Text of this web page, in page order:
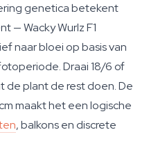
genetica betekent
— Wacky Wurlz F1
naar bloei op basis van
Draai 18/6 of
de plant de rest doen. De
maakt het een logische
, balkons en discrete